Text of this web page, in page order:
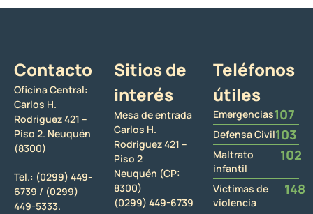
Contacto
Oficina Central:
Carlos H.
Rodriguez 421 –
Piso 2. Neuquén
(8300)
Tel.: (0299) 449-
6739 / (0299)
449-5333.
Sitios de
interés
Mesa de entrada
Carlos H.
Rodriguez 421 –
Piso 2
Neuquén (CP:
8300)
(0299) 449-6739
Teléfonos
útiles
Emergencias107
Defensa Civil103
Maltrato
infantil
102
Víctimas de
violencia
148